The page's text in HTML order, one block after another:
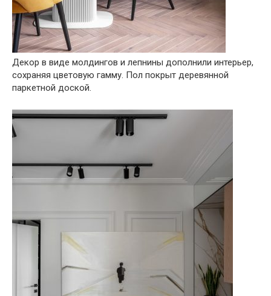
Декор в виде молдингов и лепнины дополнили интерьер,
сохраняя цветовую гамму. Пол покрыт деревянной
паркетной доской.